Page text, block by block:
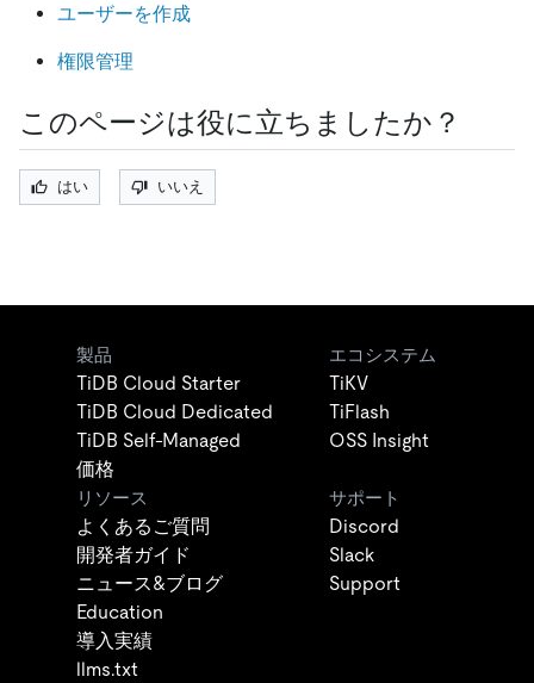
ユーザーを作成
権限管理
このページは役に立ちましたか？
はい いいえ
製品
TiDB Cloud Starter
TiDB Cloud Dedicated
TiDB Self-Managed
価格
エコシステム
TiKV
TiFlash
OSS Insight
リソース
よくあるご質問
開発者ガイド
ニュース&ブログ
Education
導入実績
llms.txt
サポート
Discord
Slack
Support